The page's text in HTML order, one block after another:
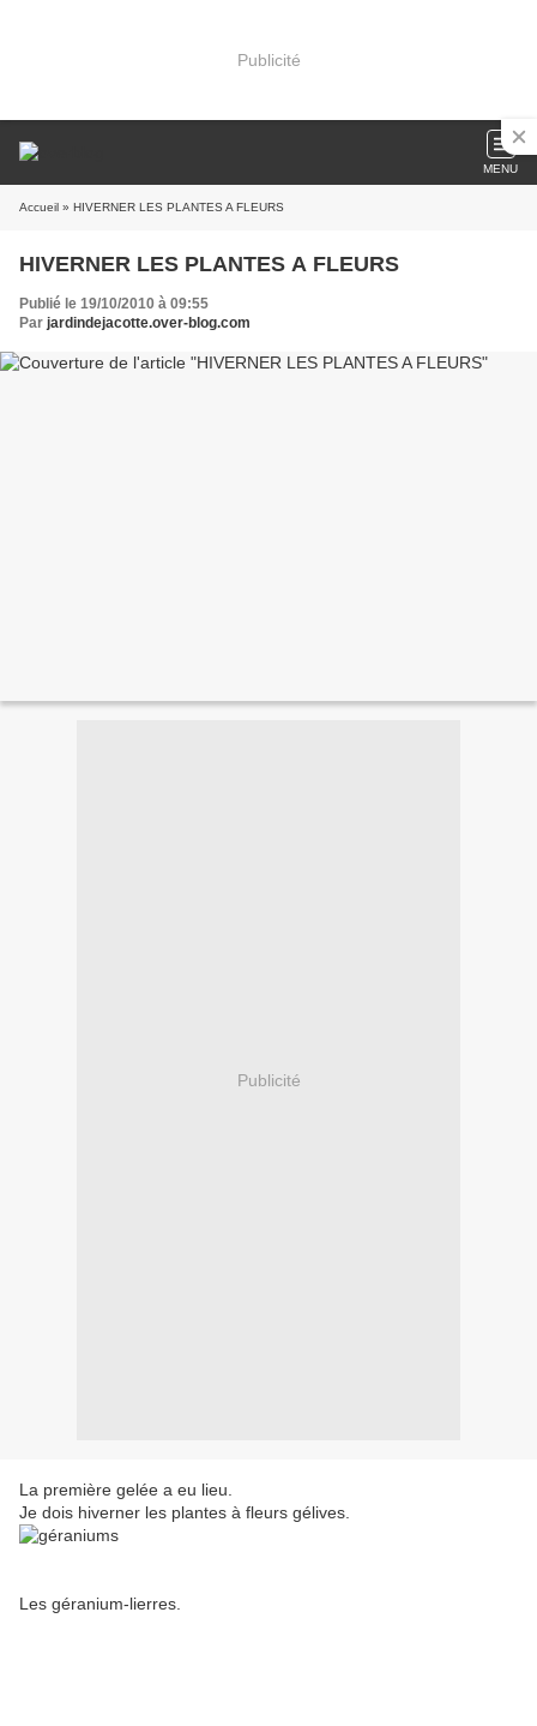
Publicité
MENU
Accueil » HIVERNER LES PLANTES A FLEURS
HIVERNER LES PLANTES A FLEURS
Publié le 19/10/2010 à 09:55
Par jardindejacotte.over-blog.com
Publicité
La première gelée a eu lieu.
Je dois hiverner les plantes à fleurs gélives.
Les géranium-lierres.